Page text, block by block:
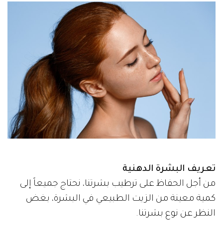
تعريف البشرة الدهنية
من أجل الحفاظ على ترطيب بشرتنا، نحتاج جميعاً إلى
كمية معينة من الزيت الطبيعي في البشرة، بغض
النظر عن نوع بشرتنا.